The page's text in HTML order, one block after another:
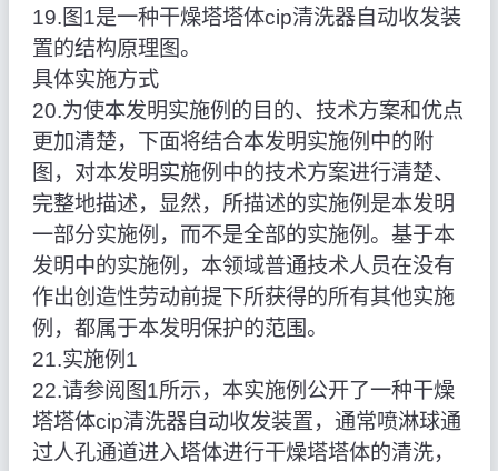
19.图1是一种干燥塔塔体cip清洗器自动收发装
置的结构原理图。
具体实施方式
20.为使本发明实施例的目的、技术方案和优点
更加清楚，下面将结合本发明实施例中的附
图，对本发明实施例中的技术方案进行清楚、
完整地描述，显然，所描述的实施例是本发明
一部分实施例，而不是全部的实施例。基于本
发明中的实施例，本领域普通技术人员在没有
作出创造性劳动前提下所获得的所有其他实施
例，都属于本发明保护的范围。
21.实施例1
22.请参阅图1所示，本实施例公开了一种干燥
塔塔体cip清洗器自动收发装置，通常喷淋球通
过人孔通道进入塔体进行干燥塔塔体的清洗，